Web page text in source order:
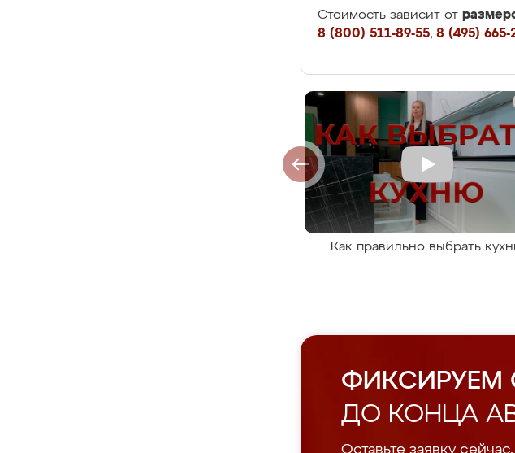
Стоимость зависит от
8 (800) 511-89-55, 8 (495) 665-
Как правильно выбрать
ФИКСИРУЕМ
ДО КОНЦА
Оставьте заявку